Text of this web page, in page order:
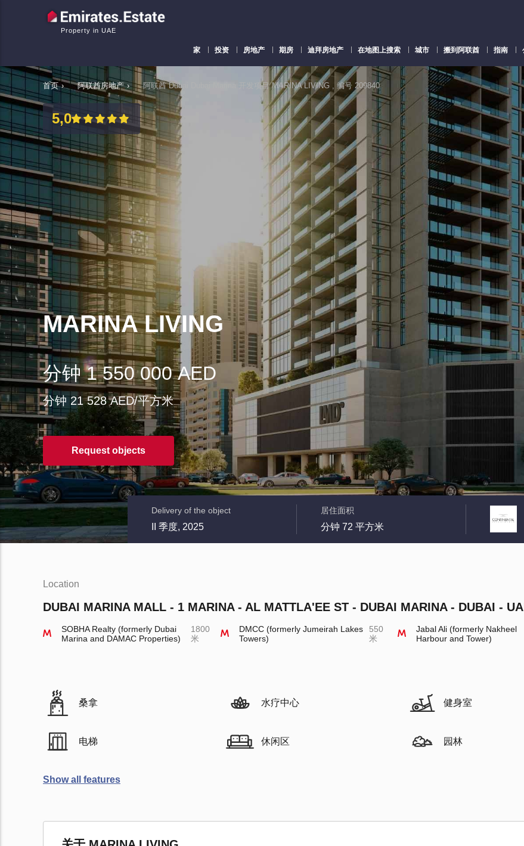
Property in UAE
家 投资 房地产 期房 迪拜房地产 在地图上搜索 城市 搬到阿联酋 指南
首页 › 阿联酋房地产 › 阿联酋 Dubai Dubai Marina 开发项目 MARINA LIVING , 编号 209840
5,0
MARINA LIVING
分钟 1 550 000 AED
分钟 21 528 AED/平方米
Request objects
Delivery of the object
II 季度, 2025
居住面积
分钟 72 平方米
Location
DUBAI MARINA MALL - 1 MARINA - AL MATTLA'EE ST - DUBAI MARINA - DUBAI -
SOBHA Realty (formerly Dubai
Marina and DAMAC Properties)
1800
米
DMCC (formerly Jumeirah Lakes
Towers)
550
米
Jabal Ali (formerly Nakheel
Harbour and Tower)
桑拿 水疗中心 健身室
电梯 休闲区 园林
Show all features